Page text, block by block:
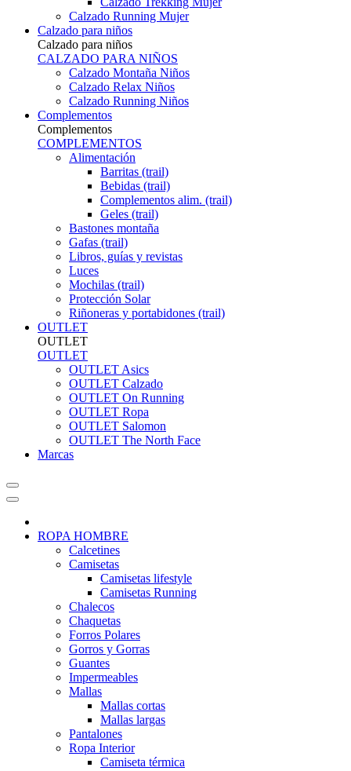
Calzado Running Mujer
Calzado para niños
Calzado para niños
CALZADO PARA NIÑOS
Calzado Montaña Niños
Calzado Relax Niños
Calzado Running Niños
Complementos
Complementos
COMPLEMENTOS
Alimentación
Barritas (trail)
Bebidas (trail)
Complementos alim. (trail)
Geles (trail)
Bastones montaña
Gafas (trail)
Libros, guías y revistas
Luces
Mochilas (trail)
Protección Solar
Riñoneras y portabidones (trail)
OUTLET
OUTLET
OUTLET
OUTLET Asics
OUTLET Calzado
OUTLET On Running
OUTLET Ropa
OUTLET Salomon
OUTLET The North Face
Marcas
ROPA HOMBRE
Calcetines
Camisetas
Camisetas lifestyle
Camisetas Running
Chalecos
Chaquetas
Forros Polares
Gorros y Gorras
Guantes
Impermeables
Mallas
Mallas cortas
Mallas largas
Pantalones
Ropa Interior
Camiseta térmica